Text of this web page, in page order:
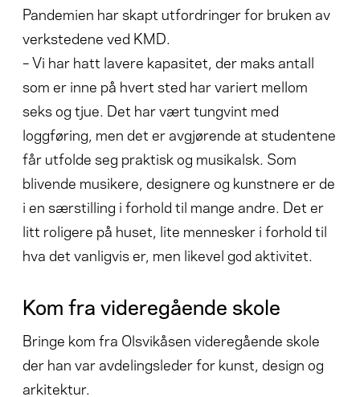
Pandemien har skapt utfordringer for bruken av
verkstedene ved KMD.
– Vi har hatt lavere kapasitet, der maks antall
som er inne på hvert sted har variert mellom
seks og tjue. Det har vært tungvint med
loggføring, men det er avgjørende at studentene
får utfolde seg praktisk og musikalsk. Som
blivende musikere, designere og kunstnere er de
i en særstilling i forhold til mange andre. Det er
litt roligere på huset, lite mennesker i forhold til
hva det vanligvis er, men likevel god aktivitet.
Kom fra videregående skole
Bringe kom fra Olsvikåsen videregående skole
der han var avdelingsleder for kunst, design og
arkitektur.